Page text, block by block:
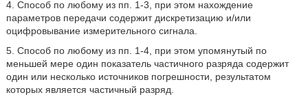
4. Способ по любому из пп. 1-3, при этом нахождение
параметров передачи содержит дискретизацию и/или
оцифровывание измерительного сигнала.
5. Способ по любому из пп. 1-4, при этом упомянутый по
меньшей мере один показатель частичного разряда содержит
один или несколько источников погрешности, результатом
которых является частичный разряд.